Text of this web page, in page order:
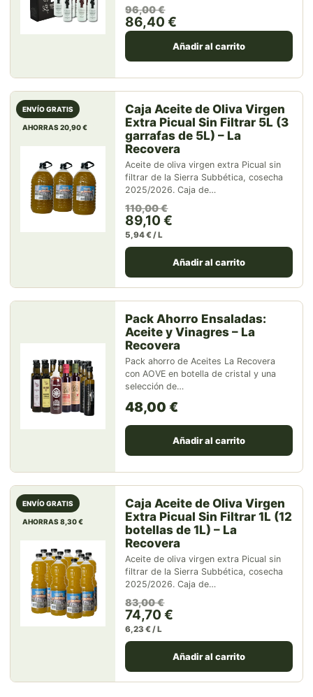
96,00€
El precio original era: 96,00
86,40€
El precio actual es: 86,40 €.
Añadir al carrito
ENVÍO GRATIS
AHORRAS 20,90 €
Caja Aceite de Oliva Virgen
Extra Picual Sin Filtrar 5L (3
garrafas de 5L) – La
Recovera
Aceite de oliva virgen extra Picual sin
filtrar de la Sierra Subbética, cosecha
2025/2026. Caja de…
110,00€
El precio original era:
89,10€
El precio actual es: 89,10 €.
5,94 € / L
Añadir al carrito
Pack Ahorro Ensaladas:
Aceite y Vinagres – La
Recovera
Pack ahorro de Aceites La Recovera
con AOVE en botella de cristal y una
selección de…
48,00€
Añadir al carrito
ENVÍO GRATIS
AHORRAS 8,30 €
Caja Aceite de Oliva Virgen
Extra Picual Sin Filtrar 1L (12
botellas de 1L) – La
Recovera
Aceite de oliva virgen extra Picual sin
filtrar de la Sierra Subbética, cosecha
2025/2026. Caja de…
83,00€
El precio original era: 83,00
74,70€
El precio actual es: 74,70 €.
6,23 € / L
Añadir al carrito